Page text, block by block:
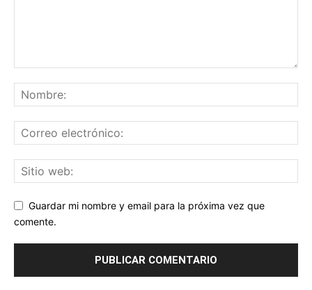
Guardar mi nombre y email para la próxima vez que
comente.